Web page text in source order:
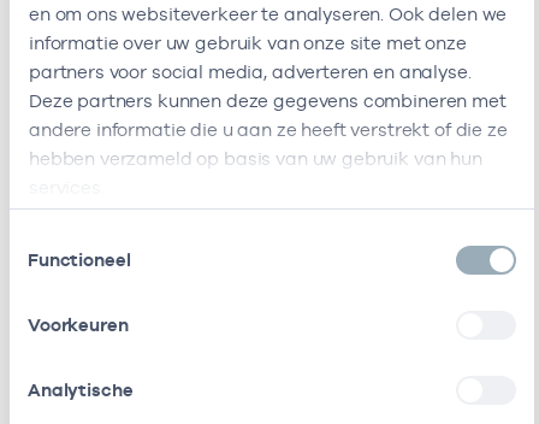
en om ons websiteverkeer te analyseren. Ook delen we
informatie over uw gebruik van onze site met onze
partners voor social media, adverteren en analyse.
Deze partners kunnen deze gegevens combineren met
andere informatie die u aan ze heeft verstrekt of die ze
hebben verzameld op basis van uw gebruik van hun
Functioneel
Voorkeuren
Analytische
Ik ben werkzaam bij de volgende vestigingen
Ik heb een arbeidsrelatie met
Naam Rol
Diagis Zorggroep
In loondienst
Gezondheidscentra Amsterdam
Stichting Amsterdamse